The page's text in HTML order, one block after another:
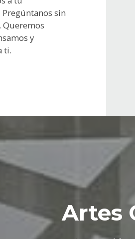
sin
y
ti.
Artes